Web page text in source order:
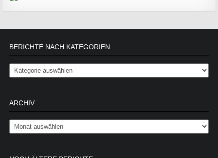
BERICHTE NACH KATEGORIEN
Berichte nach Kategorien
ARCHIV
Archiv